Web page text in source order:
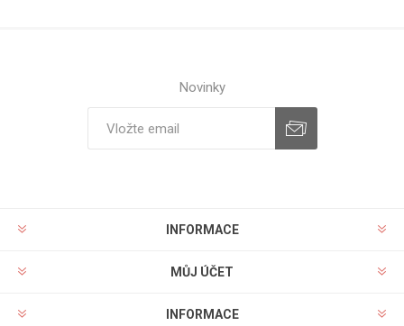
Novinky
INFORMACE
MŮJ ÚČET
INFORMACE